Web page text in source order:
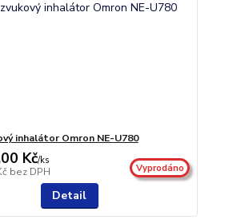
inhalátor Omron NE-U780
Kč/ks
bez DPH Vyprodáno
Detail